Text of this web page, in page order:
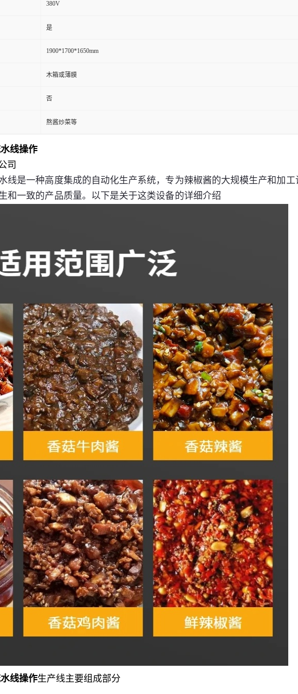
380V
是
1900*1700*1650mm
木箱或薄膜
否
熬酱炒菜等
线操作
司
线是一种高度集成的自动化生产系统，专为辣椒酱的大规模生产和加
和一致的产品质量。以下是关于这类设备的详细介绍
线操作生产线主要组成部分